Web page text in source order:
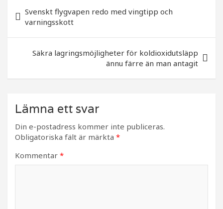
o
o
k
Svenskt flygvapen redo med vingtipp och
varningsskott
Säkra lagringsmöjligheter för koldioxidutsläpp
ännu färre än man antagit
Lämna ett svar
Din e-postadress kommer inte publiceras.
Obligatoriska fält är märkta *
Kommentar *